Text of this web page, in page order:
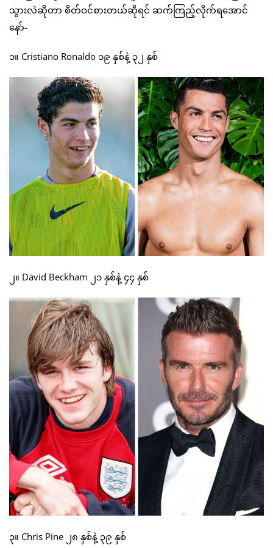
သွားလဲဆိုတာ စိတ်ဝင်စားတယ်ဆိုရင် ဆက်ကြည့်လိုက်ရအောင်
နော်-
၁။ Cristiano Ronaldo ၁၉ နှစ်နဲ့ ၃၂ နှစ်
၂။ David Beckham ၂၁ နှစ်နဲ့ ၄၄ နှစ်
၃။ Chris Pine ၂၈ နှစ်နဲ့ ၃၉ နှစ်